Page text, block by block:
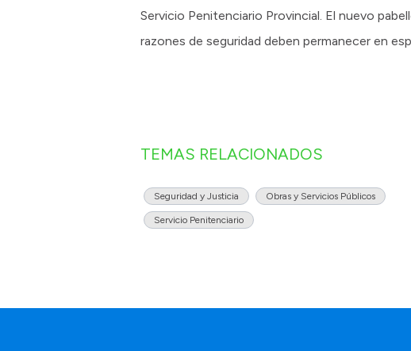
Servicio Penitenciario Provincial. El nuevo
razones de seguridad deben permanecer en
TEMAS RELACIONADOS
Seguridad y Justicia Obras y Servicios Públicos
Servicio Penitenciario